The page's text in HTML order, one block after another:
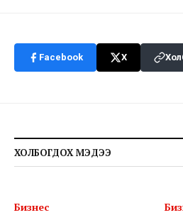
Facebook X
ХОЛБОГДОХ МЭДЭЭ
Бизнес